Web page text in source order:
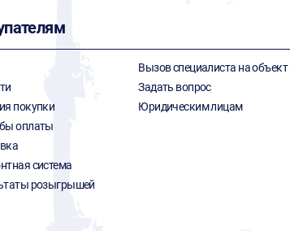
покупки
оплаты
система
розыгрышей
Вызов специалиста на объект
Задать вопрос
Юридическим лицам